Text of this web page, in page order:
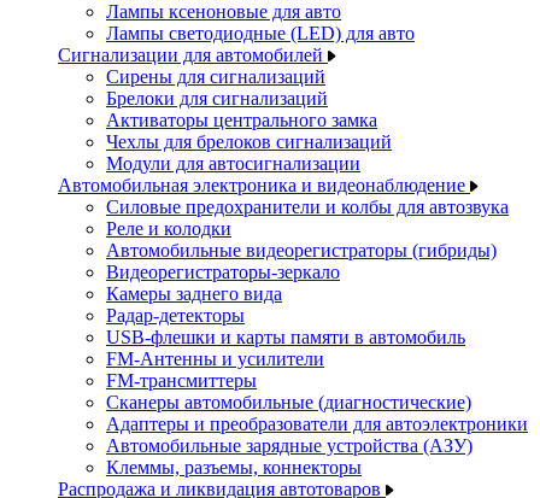
Лампы ксеноновые для авто
Лампы светодиодные (LED) для авто
Сигнализации для автомобилей
Сирены для сигнализаций
Брелоки для сигнализаций
Активаторы центрального замка
Чехлы для брелоков сигнализаций
Модули для автосигнализации
Автомобильная электроника и видеонаблюдение
Силовые предохранители и колбы для автозвука
Реле и колодки
Автомобильные видеорегистраторы (гибриды)
Видеорегистраторы-зеркало
Камеры заднего вида
Радар-детекторы
USB-флешки и карты памяти в автомобиль
FM-Антенны и усилители
FM-трансмиттеры
Сканеры автомобильные (диагностические)
Адаптеры и преобразователи для автоэлектроники
Автомобильные зарядные устройства (АЗУ)
Клеммы, разъемы, коннекторы
Распродажа и ликвидация автотоваров